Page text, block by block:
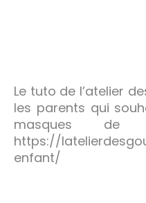
Le tuto de l’atelier
les parents qui
masques
https://
enfant/